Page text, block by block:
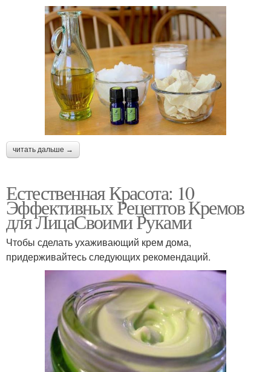
читать дальше →
Естественная Красота: 10
Эффективных Рецептов Кремов
для ЛицаСвоими Руками
Чтобы сделать ухаживающий крем дома,
придерживайтесь следующих рекомендаций.